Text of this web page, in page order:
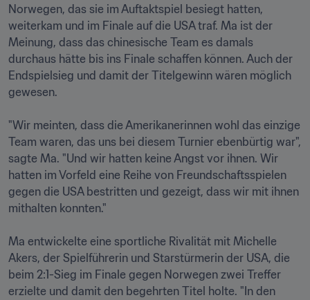
Norwegen, das sie im Auftaktspiel besiegt hatten,
weiterkam und im Finale auf die USA traf. Ma ist der
Meinung, dass das chinesische Team es damals
durchaus hätte bis ins Finale schaffen können. Auch der
Endspielsieg und damit der Titelgewinn wären möglich
gewesen.
"Wir meinten, dass die Amerikanerinnen wohl das einzige
Team waren, das uns bei diesem Turnier ebenbürtig war",
sagte Ma. "Und wir hatten keine Angst vor ihnen. Wir
hatten im Vorfeld eine Reihe von Freundschaftsspielen
gegen die USA bestritten und gezeigt, dass wir mit ihnen
mithalten konnten."
Ma entwickelte eine sportliche Rivalität mit Michelle
Akers, der Spielführerin und Starstürmerin der USA, die
beim 2:1-Sieg im Finale gegen Norwegen zwei Treffer
erzielte und damit den begehrten Titel holte. "In den